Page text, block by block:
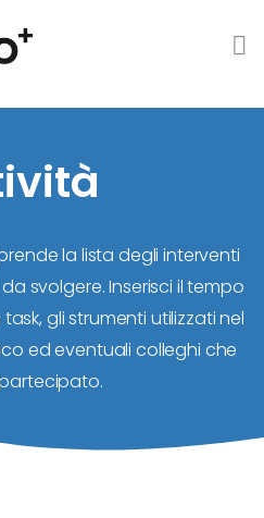
la lista degli interventi
svolgere. Inserisci il tempo
gli strumenti utilizzati nel
ed eventuali colleghi che